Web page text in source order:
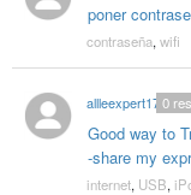
poner
contraseña, wifi
allleexpert17
Good way to
-share my
0
internet, USB,